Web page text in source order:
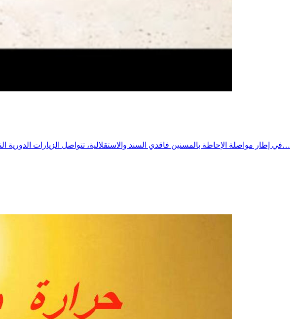
في إطار مواصلة الإحاطة بالمسنين فاقدي السند والاستقلالية، تتواصل الزيارات الدورية النصف شهرية التي يؤمنها الفريق المتنقل التابع لجمعية النجاة لرعاية المسنين بقرقنة، تحت إشراف المندوبية الجهوية…